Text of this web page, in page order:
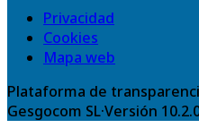
Privacidad
Cookies
Mapa web
Plataforma de
Gesgocom SL·Versión